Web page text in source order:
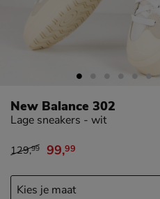
New Balance 302
Lage sneakers - wit
van € 129,99 voor € 99,99
129,99 99,99